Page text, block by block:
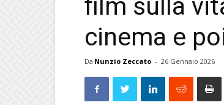
film sulla
cinema e
Da Nunzio Zeccato - 26 Gennaio 2026